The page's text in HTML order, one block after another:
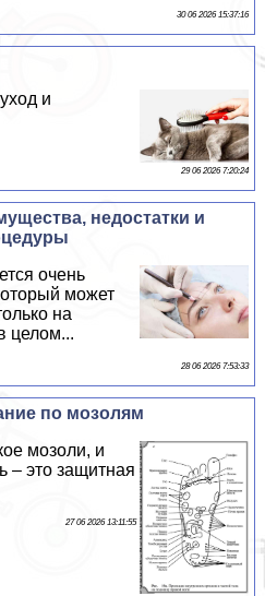
30 06 2026 15:37:16
и
29 06 2026 7:20:24
недостатки и
очень
может
на
целом...
28 06 2026 7:53:33
по мозолям
мозоли, и
– это защитная
27 06 2026 13:11:55